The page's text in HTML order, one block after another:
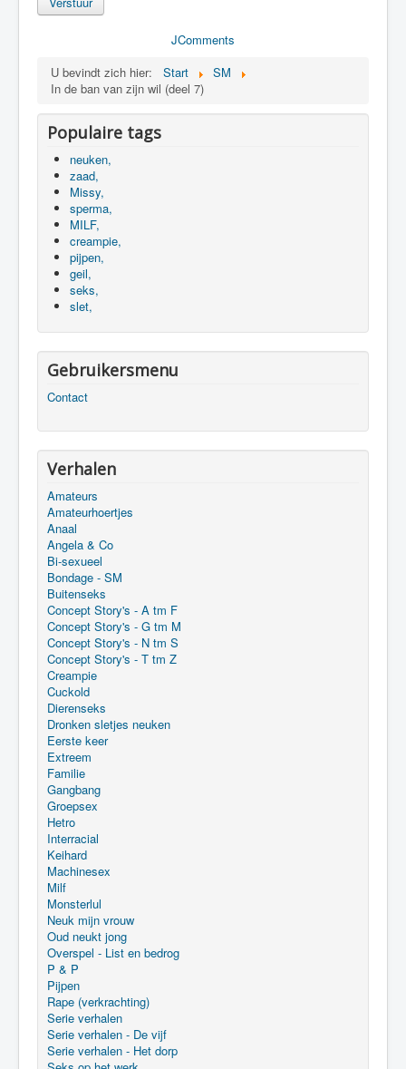
JComments
U bevindt zich hier:
Start
SM
In de ban van zijn wil (deel 7)
Populaire tags
neuken,
zaad,
Missy,
sperma,
MILF,
creampie,
pijpen,
geil,
seks,
slet,
Gebruikersmenu
Contact
Verhalen
Amateurs
Amateurhoertjes
Anaal
Angela & Co
Bi-sexueel
Bondage - SM
Buitenseks
Concept Story's - A tm F
Concept Story's - G tm M
Concept Story's - N tm S
Concept Story's - T tm Z
Creampie
Cuckold
Dierenseks
Dronken sletjes neuken
Eerste keer
Extreem
Familie
Gangbang
Groepsex
Hetro
Interracial
Keihard
Machinesex
Milf
Monsterlul
Neuk mijn vrouw
Oud neukt jong
Overspel - List en bedrog
P & P
Pijpen
Rape (verkrachting)
Serie verhalen
Serie verhalen - De vijf
Serie verhalen - Het dorp